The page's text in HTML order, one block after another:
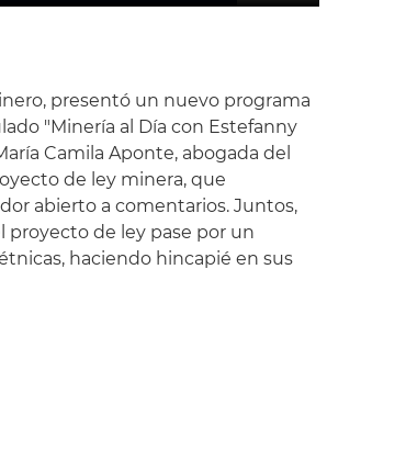
presentó un nuevo programa
"Minería al Día con Estefanny
Camila Aponte, abogada del
de ley minera, que
abierto a comentarios. Juntos,
proyecto de ley pase por un
haciendo hincapié en sus